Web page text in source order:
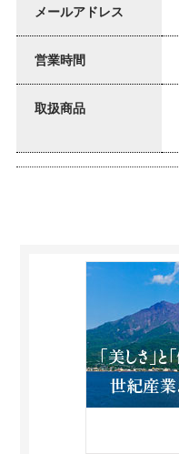
メールアドレス
営業時間
取扱商品